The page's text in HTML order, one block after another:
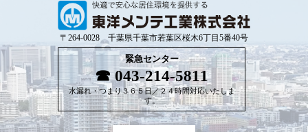
〒264-0028 千葉県千葉市若葉区桜木6丁目5番40号
緊急センター
043-214-5811
水漏れ・つまり３６５日／２４時間対応いたしま
す。